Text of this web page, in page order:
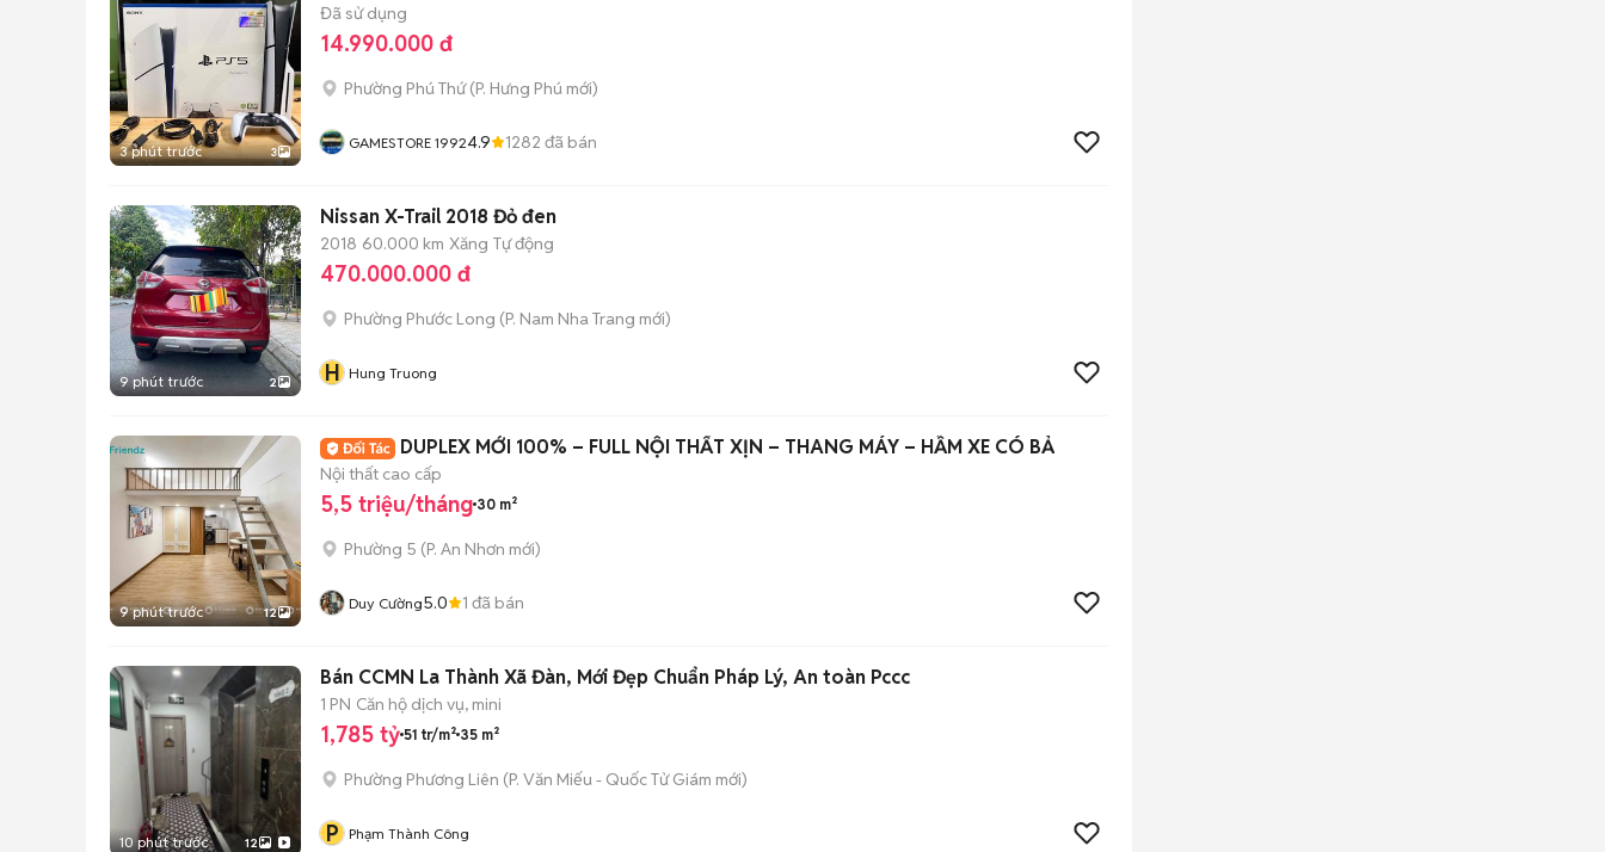
3 phút trước 3
Đã sử dụng
14.990.000 đ
Phường Phú Thứ(P. Hưng Phú mới)
GAMESTORE 19924.9 1282 đã bán
9 phút trước 2
Nissan X-Trail 2018 Đỏ đen
2018 60.000 km Xăng Tự động
470.000.000 đ
Phường Phước Long (P. Nam Nha Trang mới)
H Hung Truong
9 phút trước 12
DUPLEX MỚI 100% – FULL NỘI THẤT XỊN – THANG MÁY – HẦM XE CÓ BẢ
Nội thất cao cấp
5,5 triệu/tháng 30 m²
Phường 5 (P. An Nhơn mới)
Duy Cường5.0 1 đã bán
10 phút trước 12
Bán CCMN La Thành Xã Đàn, Mới Đẹp Chuẩn Pháp Lý, An toàn Pccc
1 PN Căn hộ dịch vụ, mini
1,785 tỷ 51 tr/m² 35 m²
Phường Phương Liên (P. Văn Miếu - Quốc Tử Giám mới)
P Phạm Thành Công